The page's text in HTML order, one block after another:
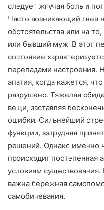
следует жгучая боль и
Часто возникающий гнев
обстоятельства или на
или бывший муж. В этот
состояние
перепадами настроения.
апатия, когда кажется,
разрушено. Тяжелая
вещи, заставляя
ошибки. Сильнейший
функции, затрудняя
решений. Однако именно
происходит постепенная
условиям
важна бережная
самобичевания.